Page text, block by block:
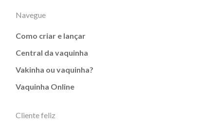
Navegue
Como criar e lançar
Central da vaquinha
Vakinha ou vaquinha?
Vaquinha Online
Cliente feliz